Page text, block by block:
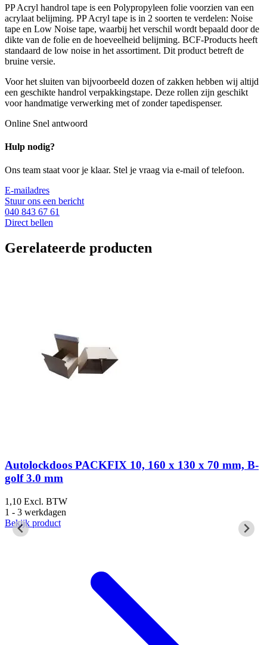
PP Acryl handrol tape is een Polypropyleen folie voorzien van een
acrylaat belijming. PP Acryl tape is in 2 soorten te verdelen: Noise
tape en Low Noise tape, waarbij het verschil wordt bepaald door de
dikte van de folie en de hoeveelheid belijming. BCF-Products heeft
standaard de low noise in het assortiment. Dit product betreft de
bruine versie.
Voor het sluiten van bijvoorbeeld dozen of zakken hebben wij altijd
een geschikte handrol verpakkingstape. Deze rollen zijn geschikt
voor handmatige verwerking met of zonder tapedispenser.
Online Snel antwoord
Hulp nodig?
Ons team staat voor je klaar. Stel je vraag via e-mail of telefoon.
E-mailadres
Stuur ons een bericht
040 843 67 61
Direct bellen
Gerelateerde producten
Autolockdoos PACKFIX 10, 160 x 130 x 70 mm, B-
golf 3.0 mm
1,10 Excl. BTW
1 - 3 werkdagen
Bekijk product